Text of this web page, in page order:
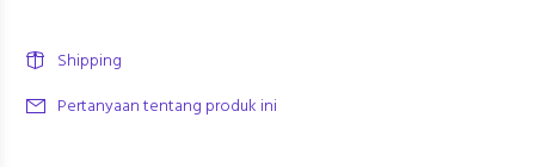
Shipping
Pertanyaan tentang produk ini